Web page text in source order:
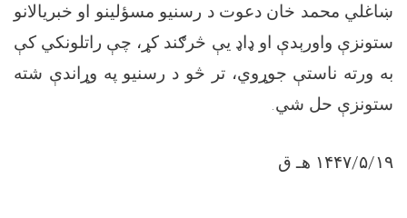
ښاغلي محمد خان دعوت د رسنیو مسؤلینو او خبریالانو
ستونزې واورېدې او ډاډ یې څرګند کړ، چې راتلونکي کې
به ورته ناستې جوړوي، تر څو د رسنیو په وړاندې شته
ستونزې حل شي.
۱۴۴۷/۵/۱۹ هـ ق